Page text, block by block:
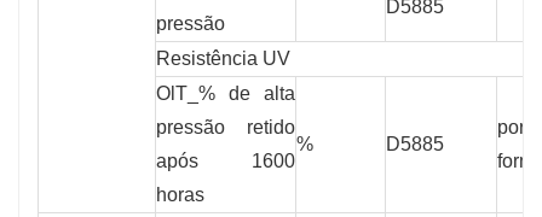
pressão
D5885
Resistência UV
OlT_% de alta
pressão retido
após 1600
horas
% D5885
por